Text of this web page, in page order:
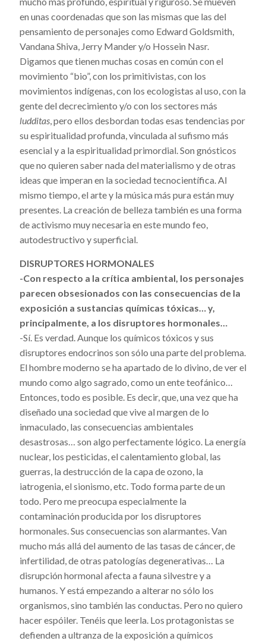
en unas coordenadas que son las mismas que las del
pensamiento de personajes como Edward Goldsmith,
Vandana Shiva, Jerry Mander y/o Hossein Nasr.
Digamos que tienen muchas cosas en común con el
movimiento “bio”, con los primitivistas, con los
movimientos indígenas, con los ecologistas al uso, con la
gente del decrecimiento y/o con los sectores más
ludditas, pero ellos desbordan todas esas tendencias por
su espiritualidad profunda, vinculada al sufismo más
esencial y a la espiritualidad primordial. Son gnósticos
que no quieren saber nada del materialismo y de otras
ideas que imperan en la sociedad tecnocientífica. Al
mismo tiempo, el arte y la música más pura están muy
presentes. La creación de belleza también es una forma
de activismo muy necesaria en este mundo feo,
autodestructivo y superficial.
DISRUPTORES HORMONALES
-Con respecto a la crítica ambiental, los personajes
parecen obsesionados con las consecuencias de la
exposición a sustancias químicas tóxicas… y,
principalmente, a los disruptores hormonales…
-Sí. Es verdad. Aunque los químicos tóxicos y sus
disruptores endocrinos son sólo una parte del problema.
El hombre moderno se ha apartado de lo divino, de ver el
mundo como algo sagrado, como un ente teofánico…
Entonces, todo es posible. Es decir, que, una vez que ha
diseñado una sociedad que vive al margen de lo
inmaculado, las consecuencias ambientales
desastrosas… son algo perfectamente lógico. La energía
nuclear, los pesticidas, el calentamiento global, las
guerras, la destrucción de la capa de ozono, la
iatrogenia, el sionismo, etc. Todo forma parte de un
todo. Pero me preocupa especialmente la
contaminación producida por los disruptores
hormonales. Sus consecuencias son alarmantes. Van
mucho más allá del aumento de las tasas de cáncer, de
infertilidad, de otras patologías degenerativas… La
disrupción hormonal afecta a fauna silvestre y a
humanos. Y está empezando a alterar no sólo los
organismos, sino también las conductas. Pero no quiero
hacer espóiler. Tenéis que leerla. Los protagonistas se
defienden a ultranza de la exposición a químicos